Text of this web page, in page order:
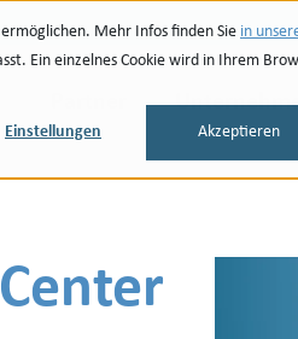
Mehr Infos finden Sie in
Ein einzelnes Cookie wird in Ihrem
Einstellungen Akzeptieren